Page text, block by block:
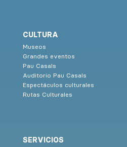
CULTURA
Museos
Grandes eventos
Pau Casals
Auditorio Pau Casals
Espectáculos culturales
Rutas Culturales
SERVICIOS